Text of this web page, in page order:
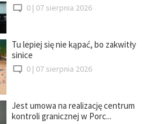
0 | 07 sierpnia 2026
Tu lepiej się nie kąpać, bo zakwitły
sinice
0 | 07 sierpnia 2026
Jest umowa na realizację centrum
kontroli granicznej w Porc...